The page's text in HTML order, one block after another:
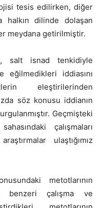
tesis edilirken, diğer
dilinde dolaşan
meydana getirilmiştir.
salt isnad tenkidiyle
eğilmedikleri iddiasını
eleştirilerinden
söz konusu iddianın
Geçmişteki
çalışmaları
ulaştığımız
metotlarının
benzeri çalışma ve